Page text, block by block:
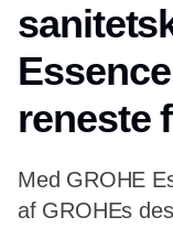
reneste
Med GROHE
af GROHEs